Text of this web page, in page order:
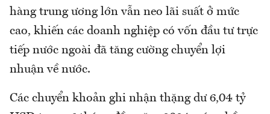
hàng trung ương lớn vẫn neo lãi suất ở mức
cao, khiến các doanh nghiệp có vốn đầu tư trực
tiếp nước ngoài đã tăng cường chuyển lợi
nhuận về nước.
Các chuyển khoản ghi nhận thặng dư 6,04 tỷ